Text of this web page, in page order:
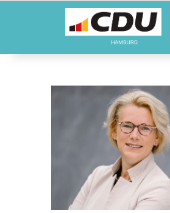
MOIN!
AKTUELLES
PARLAMENTE
KONTAKT
SPENDEN
MITGLIED WERDEN!